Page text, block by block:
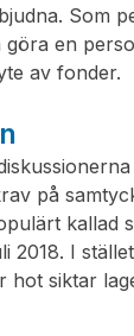
Som
göra en
av fonder.
på
kallad
2018. I
hot siktar